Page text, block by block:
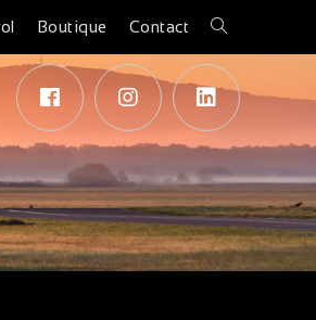
Boutique Contact